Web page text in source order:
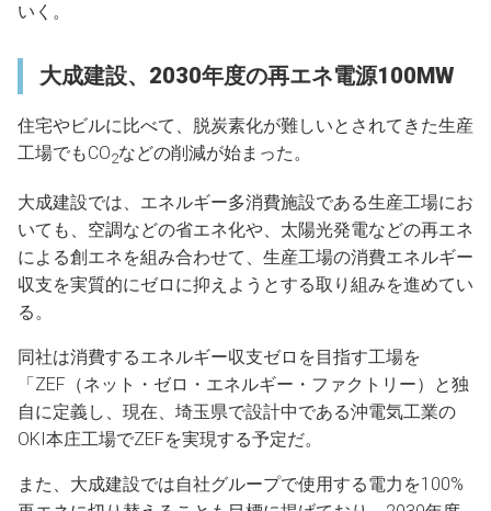
いく。
大成建設、2030年度の再エネ電源100MW
住宅やビルに比べて、脱炭素化が難しいとされてきた生産
工場でもCO2などの削減が始まった。
大成建設では、エネルギー多消費施設である生産工場にお
いても、空調などの省エネ化や、太陽光発電などの再エネ
による創エネを組み合わせて、生産工場の消費エネルギー
収支を実質的にゼロに抑えようとする取り組みを進めてい
る。
同社は消費するエネルギー収支ゼロを目指す工場を
「ZEF（ネット・ゼロ・エネルギー・ファクトリー）と独
自に定義し、現在、埼玉県で設計中である沖電気工業の
OKI本庄工場でZEFを実現する予定だ。
また、大成建設では自社グループで使用する電力を100%